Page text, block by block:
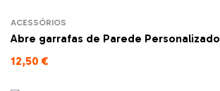
ACESSÓRIOS
Abre garrafas de Parede Personalizado
12,50 €